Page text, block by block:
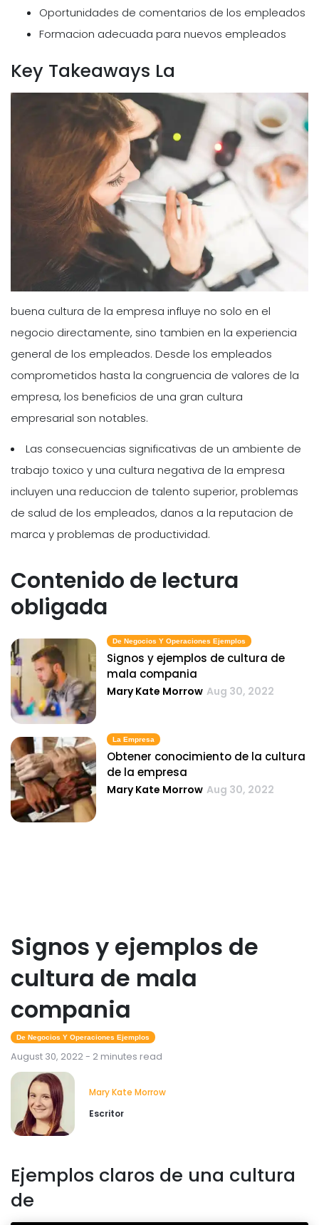
Oportunidades de comentarios de los empleados
Formacion adecuada para nuevos empleados
Key Takeaways La
buena cultura de la empresa influye no solo en el
negocio directamente, sino tambien en la experiencia
general de los empleados. Desde los empleados
comprometidos hasta la congruencia de valores de la
empresa, los beneficios de una gran cultura
empresarial son notables.
Las consecuencias significativas de un ambiente de
trabajo toxico y una cultura negativa de la empresa
incluyen una reduccion de talento superior, problemas
de salud de los empleados, danos a la reputacion de
marca y problemas de productividad.
Contenido de lectura
obligada
De Negocios Y Operaciones Ejemplos
Signos y ejemplos de cultura de
mala compania
Mary Kate Morrow Aug 30, 2022
La Empresa
Obtener conocimiento de la cultura
de la empresa
Mary Kate Morrow Aug 30, 2022
Signos y ejemplos de
cultura de mala
compania
De Negocios Y Operaciones Ejemplos
August 30, 2022 - 2 minutes read
Mary Kate Morrow
Escritor
Ejemplos claros de una cultura
de